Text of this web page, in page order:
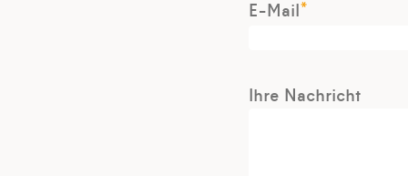
E-Mail*
Ihre Nachricht